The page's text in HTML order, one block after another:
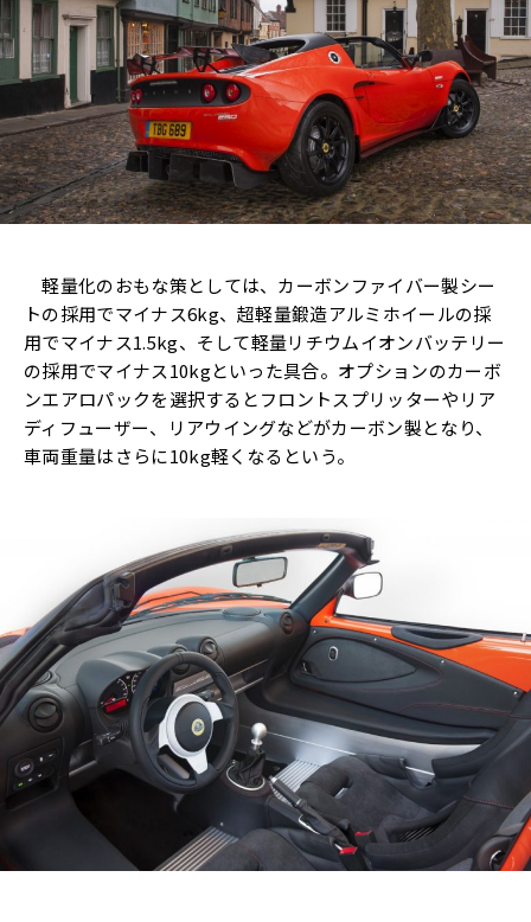
軽量化のおもな策としては、カーボンファイバー製シー
トの採用でマイナス6kg、超軽量鍛造アルミホイールの採
用でマイナス1.5kg、そして軽量リチウムイオンバッテリー
の採用でマイナス10kgといった具合。オプションのカーボ
ンエアロパックを選択するとフロントスプリッターやリア
ディフューザー、リアウイングなどがカーボン製となり、
車両重量はさらに10kg軽くなるという。